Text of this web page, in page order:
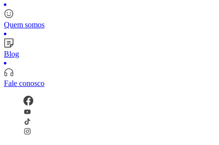
Quem somos
Blog
Fale conosco